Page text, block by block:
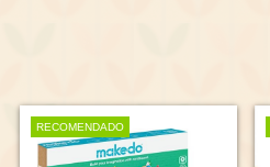
RECOMENDADO